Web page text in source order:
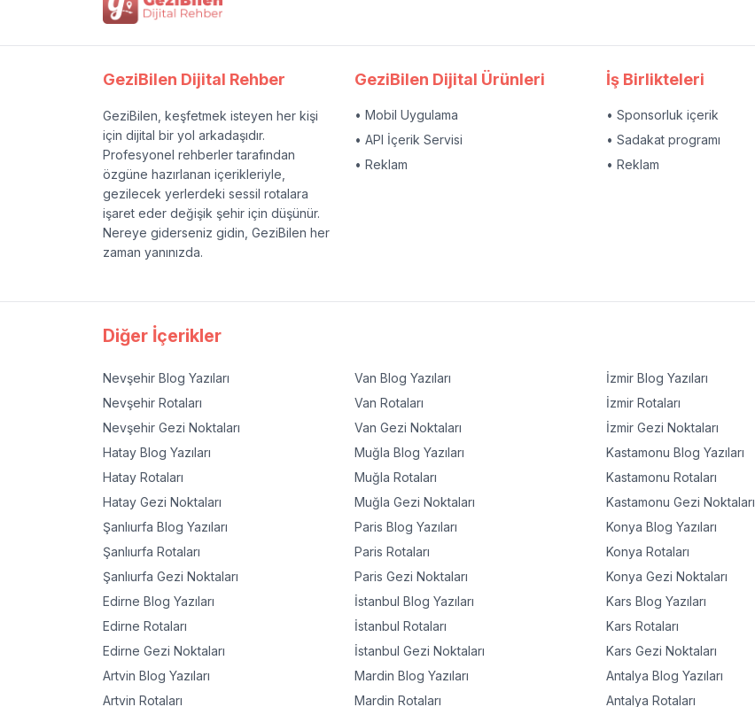
GeziBilen Dijital Rehber
GeziBilen, keşfetmek isteyen her kişi
için dijital bir yol arkadaşıdır.
Profesyonel rehberler tarafından
özgüne hazırlanan içerikleriyle,
gezilecek yerlerdeki sessil rotalara
işaret eder değişik şehir için düşünür.
Nereye giderseniz gidin, GeziBilen her
zaman yanınızda.
GeziBilen Dijital Ürünleri
• Mobil Uygulama
• API İçerik Servisi
• Reklam
İş Birlikteleri
• Sponsorluk içerik
• Sadakat programı
• Reklam
Diğer İçerikler
Nevşehir Blog Yazıları
Nevşehir Rotaları
Nevşehir Gezi Noktaları
Hatay Blog Yazıları
Hatay Rotaları
Hatay Gezi Noktaları
Şanlıurfa Blog Yazıları
Şanlıurfa Rotaları
Şanlıurfa Gezi Noktaları
Edirne Blog Yazıları
Edirne Rotaları
Edirne Gezi Noktaları
Artvin Blog Yazıları
Artvin Rotaları
Van Blog Yazıları
Van Rotaları
Van Gezi Noktaları
Muğla Blog Yazıları
Muğla Rotaları
Muğla Gezi Noktaları
Paris Blog Yazıları
Paris Rotaları
Paris Gezi Noktaları
İstanbul Blog Yazıları
İstanbul Rotaları
İstanbul Gezi Noktaları
Mardin Blog Yazıları
Mardin Rotaları
İzmir Blog Yazıları
İzmir Rotaları
İzmir Gezi Noktaları
Kastamonu Blog Yazıları
Kastamonu Rotaları
Kastamonu Gezi Noktaları
Konya Blog Yazıları
Konya Rotaları
Konya Gezi Noktaları
Kars Blog Yazıları
Kars Rotaları
Kars Gezi Noktaları
Antalya Blog Yazıları
Antalya Rotaları